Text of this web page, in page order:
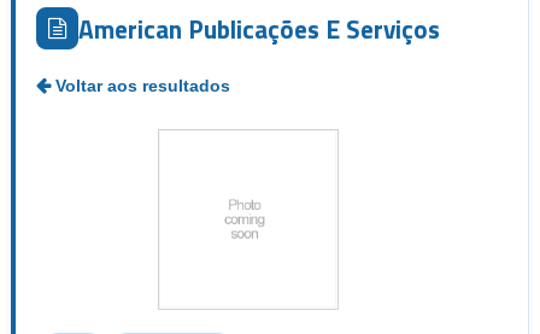
American Publicações E Serviços